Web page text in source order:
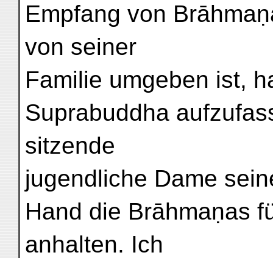
Empfang von
von seiner
Familie umgeben ist,
Suprabuddha
sitzende
jugendliche Dame
Hand die Brāhmaṇas
anhalten. Ich